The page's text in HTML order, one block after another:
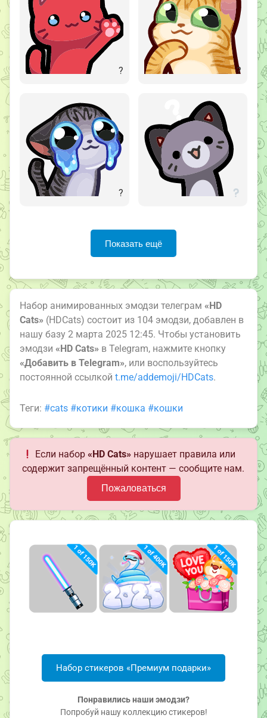
? ?
?
Показать ещё
Набор анимированных эмодзи телеграм «HD
Cats» (HDCats) состоит из 104 эмодзи, добавлен в
нашу базу 2 марта 2025 12:45. Чтобы установить
эмодзи «HD Cats» в Telegram, нажмите кнопку
«Добавить в Telegram», или воспользуйтесь
постоянной ссылкой t.me/addemoji/HDCats.
Теги: #cats #котики #кошка #кошки
Если набор«HD Cats» нарушает правила или
содержит запрещённый контент — сообщите нам.
Пожаловаться
Набор стикеров «Премиум подарки»
Понравились наши эмодзи?
Попробуй нашу коллекцию стикеров!